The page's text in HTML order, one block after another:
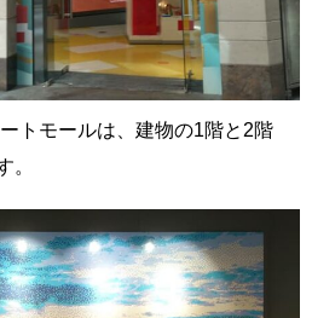
トモールは、建物の1階と2階
。